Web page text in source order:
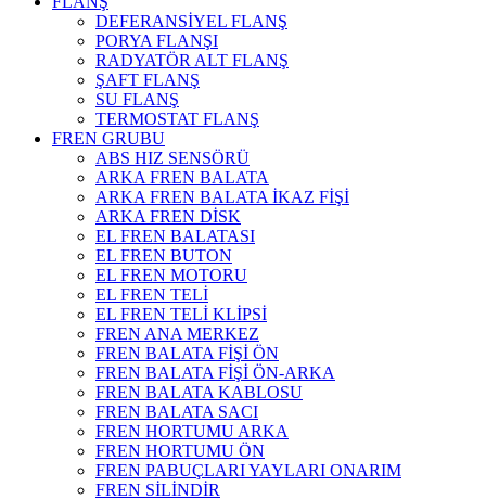
DEFERANSİYEL FLANŞ
PORYA FLANŞI
RADYATÖR ALT FLANŞ
ŞAFT FLANŞ
SU FLANŞ
TERMOSTAT FLANŞ
FREN GRUBU
ABS HIZ SENSÖRÜ
ARKA FREN BALATA
ARKA FREN BALATA İKAZ FİŞİ
ARKA FREN DİSK
EL FREN BALATASI
EL FREN BUTON
EL FREN MOTORU
EL FREN TELİ
EL FREN TELİ KLİPSİ
FREN ANA MERKEZ
FREN BALATA FİŞİ ÖN
FREN BALATA FİŞİ ÖN-ARKA
FREN BALATA KABLOSU
FREN BALATA SACI
FREN HORTUMU ARKA
FREN HORTUMU ÖN
FREN PABUÇLARI YAYLARI ONARIM
FREN SİLİNDİR